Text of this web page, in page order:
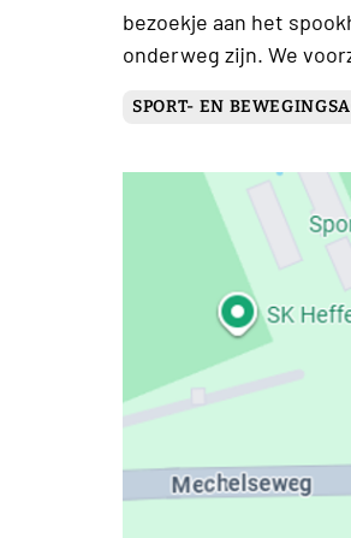
bezoekje aan het
onderweg zijn. We
SPORT- EN